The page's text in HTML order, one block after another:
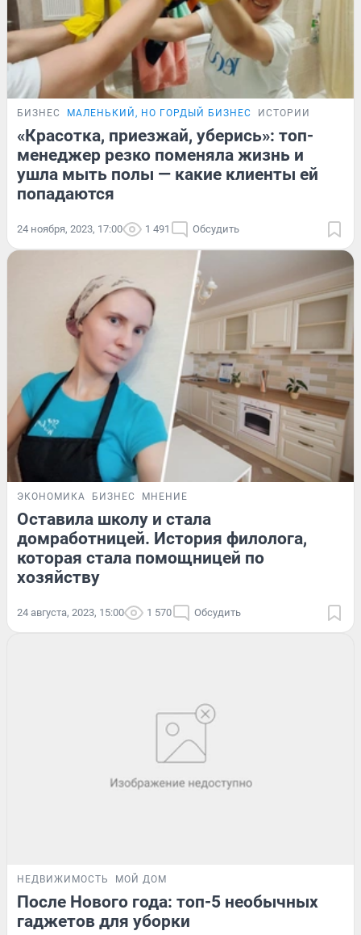
БИЗНЕС МАЛЕНЬКИЙ, НО ГОРДЫЙ БИЗНЕС ИСТОРИИ
«Красотка, приезжай, уберись»: топ-
менеджер резко поменяла жизнь и
ушла мыть полы — какие клиенты ей
попадаются
24 ноября, 2023, 17:00 1 491 Обсудить
ЭКОНОМИКА БИЗНЕС МНЕНИЕ
Оставила школу и стала
домработницей. История филолога,
которая стала помощницей по
хозяйству
24 августа, 2023, 15:00 1 570 Обсудить
НЕДВИЖИМОСТЬ МОЙ ДОМ
После Нового года: топ-5 необычных
гаджетов для уборки